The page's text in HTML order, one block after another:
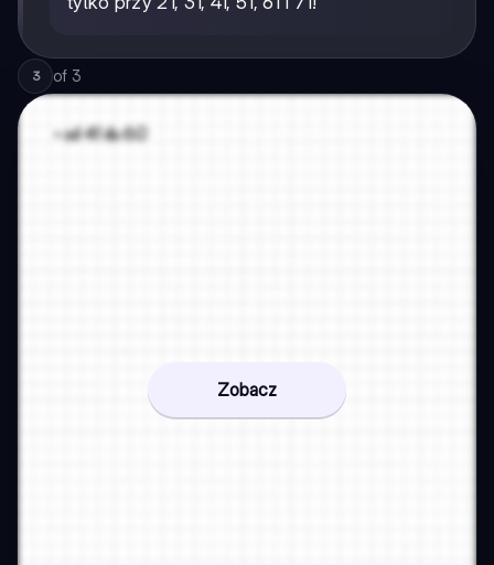
3 of 3
Zobacz